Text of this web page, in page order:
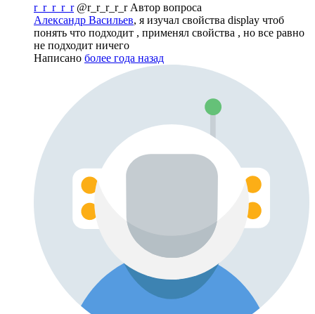
r_r_r_r_r @r_r_r_r_r Автор вопроса
Александр Васильев, я изучал свойства display чтоб
понять что подходит , применял свойства , но все равно
не подходит ничего
Написано более года назад